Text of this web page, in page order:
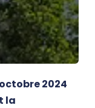
2024
la